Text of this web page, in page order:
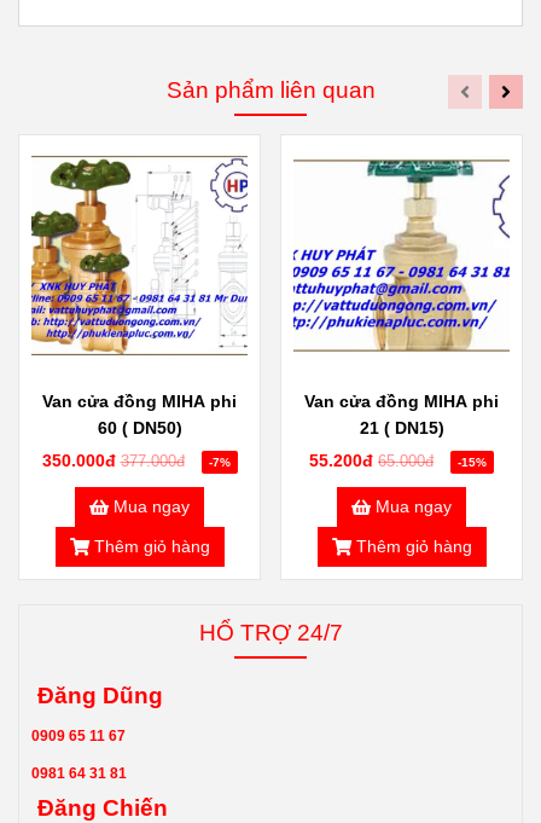
Sản phẩm liên quan
Van cửa đồng MIHA phi
60 ( DN50)
350.000đ 377.000đ -7%
Mua ngay
Thêm giỏ hàng
Van cửa đồng MIHA phi
21 ( DN15)
55.200đ 65.000đ -15%
Mua ngay
Thêm giỏ hàng
HỔ TRỢ 24/7
Đăng Dũng
0909 65 11 67
0981 64 31 81
Đăng Chiến